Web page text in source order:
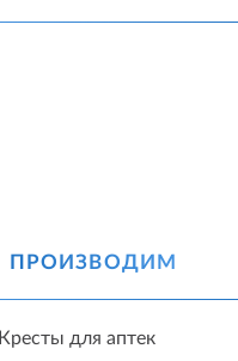
ПРОИЗВОДИМ
Кресты для аптек